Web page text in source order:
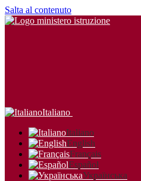
Salta al contenuto
Italiano
Italiano
English
Français
Español
Українська